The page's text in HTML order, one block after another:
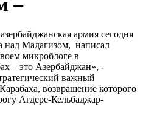
–
армия сегодня
над Мадагизом, написал
микроблоге в
– это Азербайджан», -
важный
возвращение которого
Агдере-Кельбаджар-